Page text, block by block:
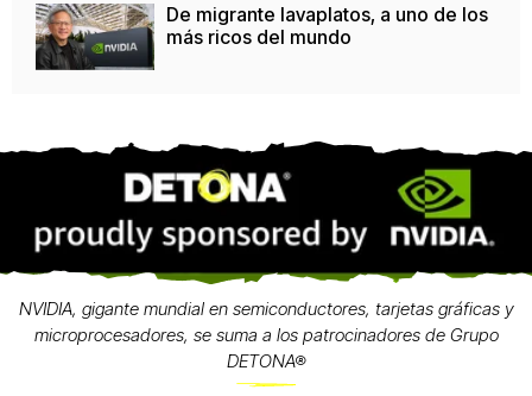
De migrante lavaplatos, a uno de los
más ricos del mundo
NVIDIA, gigante mundial en semiconductores, tarjetas gráficas y
microprocesadores, se suma a los patrocinadores de Grupo
DETONA®